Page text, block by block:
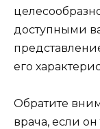
доступными
его
Обратите
врача, если